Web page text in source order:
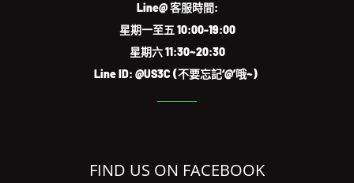
Line@ 客服時間:
星期一至五 10:00-19:00
星期六 11:30~20:30
Line ID: @US3C (不要忘記‘@’哦~)
FIND US ON FACEBOOK